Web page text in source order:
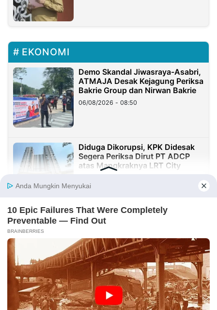
EKONOMI
Demo Skandal Jiwasraya-Asabri,
ATMAJA Desak Kejagung Periksa
Bakrie Group dan Nirwan Bakrie
06/08/2026 - 08:50
Diduga Dikorupsi, KPK Didesak
Segera Periksa Dirut PT ADCP
atas Mangkraknya LRT City
Jalan Mulus, Rezeki Mengalir:
Dongkrak Ekonomi Warga
04/08/2026 - 13:13
Skandal Investasi Stone Crusher
Rp8 Miliar: Dana Diduga Mengalir